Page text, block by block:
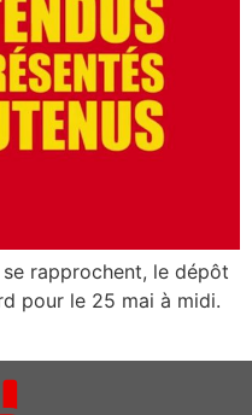
rapprochent, le dépôt
pour le 25 mai à midi.